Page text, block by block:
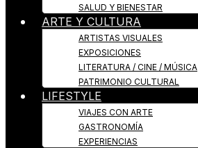
SALUD Y BIENESTAR
ARTE Y CULTURA
ARTISTAS VISUALES
EXPOSICIONES
LITERATURA / CINE / MÚSICA
PATRIMONIO CULTURAL
LIFESTYLE
VIAJES CON ARTE
GASTRONOMÍA
EXPERIENCIAS